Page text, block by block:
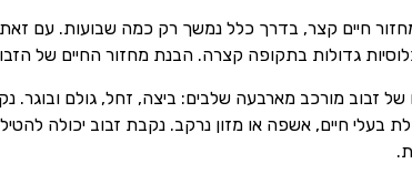
חיים קצר, בדרך כלל נמשך רק כמה שבועות. עם
גדולות בתקופה קצרה. הבנת מחזור החיים של
של זבוב מורכב מארבעה שלבים: ביצה, זחל, גולם ובוגר.